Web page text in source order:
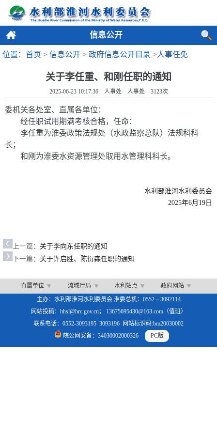
信息公开
位置：首页 > 信息公开 > 政府信息公开目录 >人事任免
关于李任重、和刚任职的通知
2025-06-23 10:17:36 人事处 人事处 3123次
委机关各处室、直属各单位 ：
经任职试用期满考核合格，任命：
李任重为淮委政策法规处（水政监察总队）法规科科
长；
和刚为淮委水资源管理处取用水管理科科长。
水利部淮河水利委员会
2025年6月19 日
上一篇： 关于李向东任职的通知
下一篇： 关于许启胜、陈衍森任职的通知
直属单位 流域厅局 水利站点
政府网站
主办：水利部淮河水利委员会 淮委总机：0552－3092114
网站投稿：hhsl@hrc.gov.cn； 13675695430@163.com（值班）
联系电话：0552-3093195 3093196 网站标识码:bm20030002
皖公网安备：34030002000326
PC版